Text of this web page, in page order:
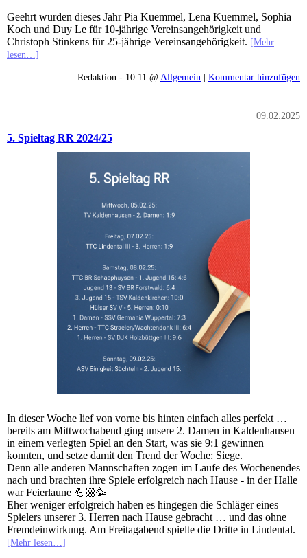
Geehrt wurden dieses Jahr Pia Kuemmel, Lena Kuemmel, Sophia
Koch und Duy Le für 10-jährige Vereinsangehörigkeit und
Christoph Stinkens für 25-jährige Vereinsangehörigkeit. [Mehr
lesen…]
Redaktion - 10:11 @ Allgemein | Kommentar hinzufügen
09.02.2025
5. Spieltag RR 2024/25
In dieser Woche lief von vorne bis hinten einfach alles perfekt …
bereits am Mittwochabend ging unsere 2. Damen in Kaldenhausen
in einem verlegten Spiel an den Start, was sie 9:1 gewinnen
konnten, und setze damit den Trend der Woche: Siege.
Denn alle anderen Mannschaften zogen im Laufe des Wochenendes
nach und brachten ihre Spiele erfolgreich nach Hause - in der Halle
war Feierlaune 💪🏼🥳
Eher weniger erfolgreich haben es hingegen die Schläger eines
Spielers unserer 3. Herren nach Hause gebracht … und das ohne
Fremdeinwirkung. Am Freitagabend spielte die Dritte in Lindental.
[Mehr lesen…]